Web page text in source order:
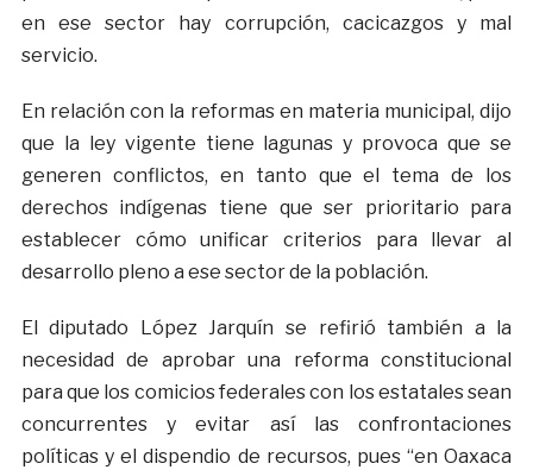
en ese sector hay corrupción, cacicazgos y mal
servicio.
En relación con la reformas en materia municipal, dijo
que la ley vigente tiene lagunas y provoca que se
generen conflictos, en tanto que el tema de los
derechos indígenas tiene que ser prioritario para
establecer cómo unificar criterios para llevar al
desarrollo pleno a ese sector de la población.
El diputado López Jarquín se refirió también a la
necesidad de aprobar una reforma constitucional
para que los comicios federales con los estatales sean
concurrentes y evitar así las confrontaciones
políticas y el dispendio de recursos, pues “en Oaxaca